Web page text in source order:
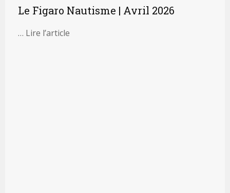
Le Figaro Nautisme | Avril 2026
… Lire l’article